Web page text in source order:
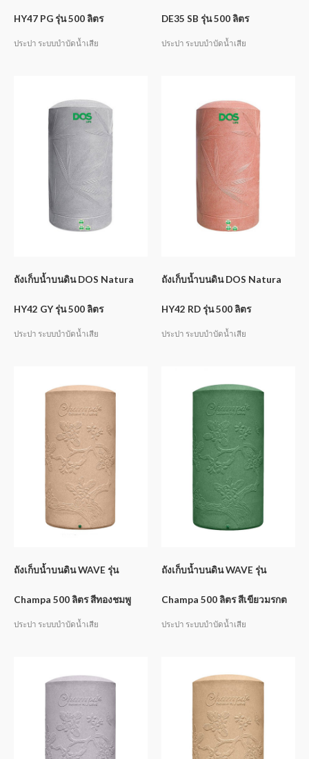
HY47 PG รุ่น 500 ลิตร
ประปา ระบบบำบัดน้ำเสีย
DE35 SB รุ่น 500 ลิตร
ประปา ระบบบำบัดน้ำเสีย
ถังเก็บน้ำบนดิน DOS Natura
HY42 GY รุ่น 500 ลิตร
ประปา ระบบบำบัดน้ำเสีย
ถังเก็บน้ำบนดิน DOS Natura
HY42 RD รุ่น 500 ลิตร
ประปา ระบบบำบัดน้ำเสีย
ถังเก็บน้ำบนดิน WAVE รุ่น
Champa 500 ลิตร สีทองชมพู
ประปา ระบบบำบัดน้ำเสีย
ถังเก็บน้ำบนดิน WAVE รุ่น
Champa 500 ลิตร สีเขียวมรกต
ประปา ระบบบำบัดน้ำเสีย